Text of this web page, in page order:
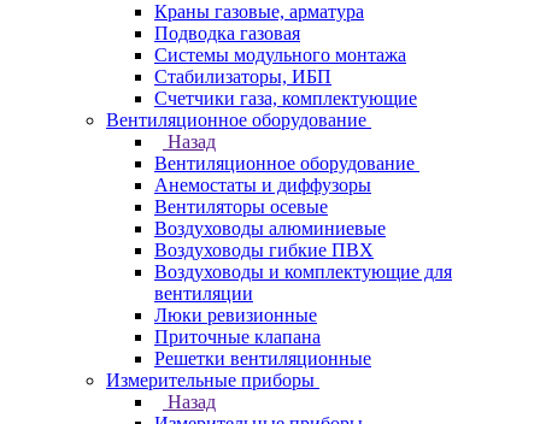
Краны газовые, арматура
Подводка газовая
Системы модульного монтажа
Стабилизаторы, ИБП
Счетчики газа, комплектующие
Вентиляционное оборудование
Назад
Вентиляционное оборудование
Анемостаты и диффузоры
Вентиляторы осевые
Воздуховоды алюминиевые
Воздуховоды гибкие ПВХ
Воздуховоды и комплектующие для
вентиляции
Люки ревизионные
Приточные клапана
Решетки вентиляционные
Измерительные приборы
Назад